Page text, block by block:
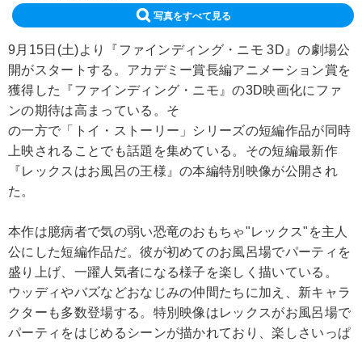
写真をすべて見る
9月15日(土)より『ファインディング・ニモ 3D』の劇場公
開がスタートする。アカデミー賞長編アニメーション賞を
獲得した『ファインディング・ニモ』の3D映画化にファ
ンの期待は高まっている。そ
の一方で「トイ・ストーリー」シリーズの短編作品が同時
上映されることでも話題を集めている。その短編最新作
『レックスはお風呂の王様』の本編特別映像が公開され
た。
本作は臆病者で気の弱い恐竜のおもちゃ"レックス"を主人
公にした短編作品だ。彼が初めてのお風呂場でパーティを
盛り上げ、一躍人気者になる様子を楽しく描いている。
ウッディやバズなどおなじみの仲間たちに加え、新キャラ
クターも多数登場する。特別映像はレックスがお風呂場で
パーティをはじめるシーンが描かれており、楽しさいっぱ